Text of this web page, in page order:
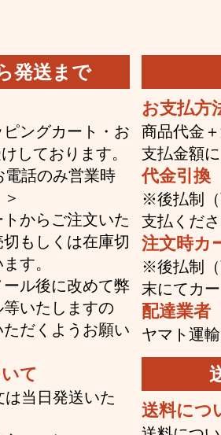
発送まで
ングカート・お
しております。
電話のみ営業時
からご注文いた
もしくは在庫切
す。
ル後に改めて弊
いたしますの
だくようお願い
て
当日発送いた
お支払方
商品代金
支払金額に
代金引換
※後払制（
支払くださ
注文時カ
※後払制（
末にてカ
配達業者
ヤマト運輸
送料につ